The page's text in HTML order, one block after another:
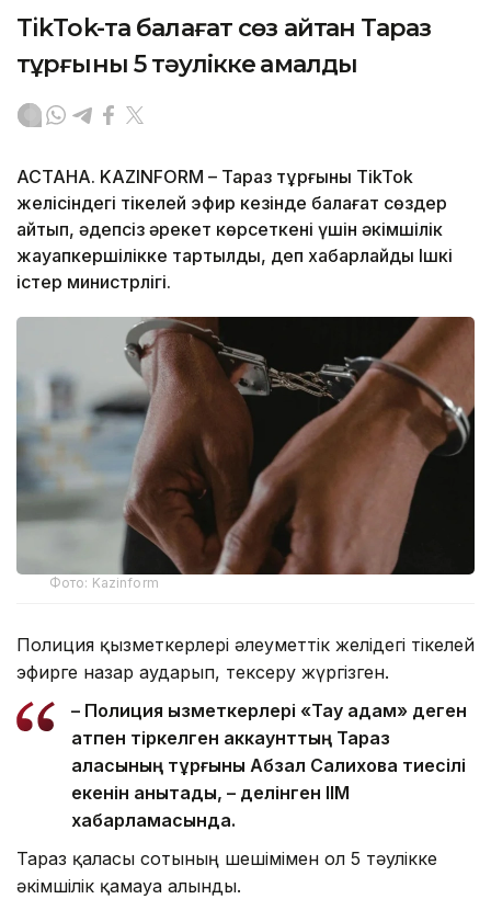
TikTok-та балағат сөз айтқан Тараз
тұрғыны 5 тәулікке қамалды
АСТАНА. KAZINFORM – Тараз тұрғыны TikTok
желісіндегі тікелей эфир кезінде балағат сөздер
айтып, әдепсіз әрекет көрсеткені үшін әкімшілік
жауапкершілікке тартылды, деп хабарлайды Ішкі
істер министрлігі.
Фото: Kazinform
Полиция қызметкерлері әлеуметтік желідегі тікелей
эфирге назар аударып, тексеру жүргізген.
– Полиция қызметкерлері «Тау адам» деген
атпен тіркелген аккаунттың Тараз
қаласының тұрғыны Абзал Салиховқа тиесілі
екенін анықтады, – делінген ІІМ
хабарламасында.
Тараз қаласы сотының шешімімен ол 5 тәулікке
әкімшілік қамауға алынды.